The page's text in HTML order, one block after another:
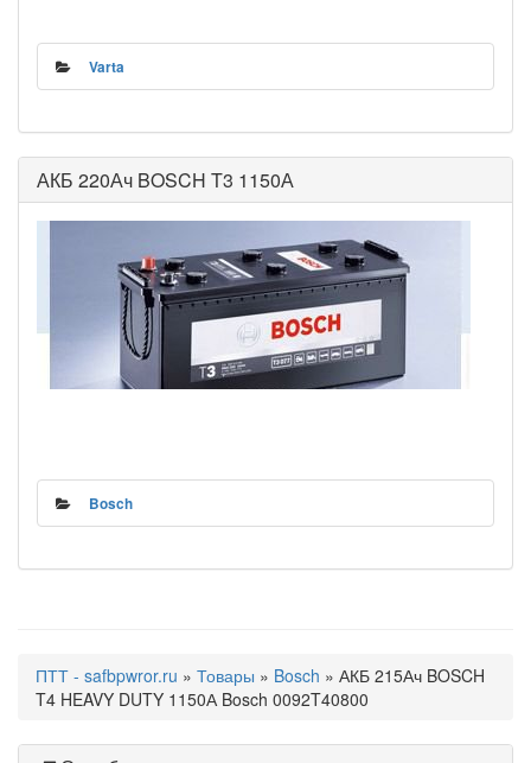
Varta
АКБ 220Ач BOSCH T3 1150А
Bosch
ПТТ - safbpwror.ru » Товары » Bosch » АКБ 215Ач BOSCH
T4 HEAVY DUTY 1150А Bosch 0092T40800